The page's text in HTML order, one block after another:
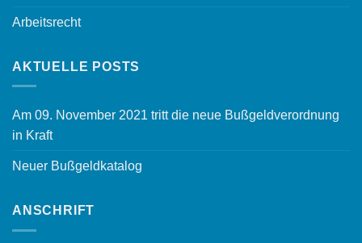
Arbeitsrecht
AKTUELLE POSTS
Am 09. November 2021 tritt die neue Bußgeldverordnung
in Kraft
Neuer Bußgeldkatalog
ANSCHRIFT